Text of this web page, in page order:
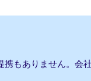
もありません。会